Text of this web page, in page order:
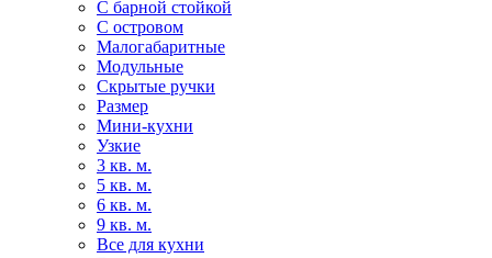
С барной стойкой
С островом
Малогабаритные
Модульные
Скрытые ручки
Размер
Мини-кухни
Узкие
3 кв. м.
5 кв. м.
6 кв. м.
9 кв. м.
Все для кухни